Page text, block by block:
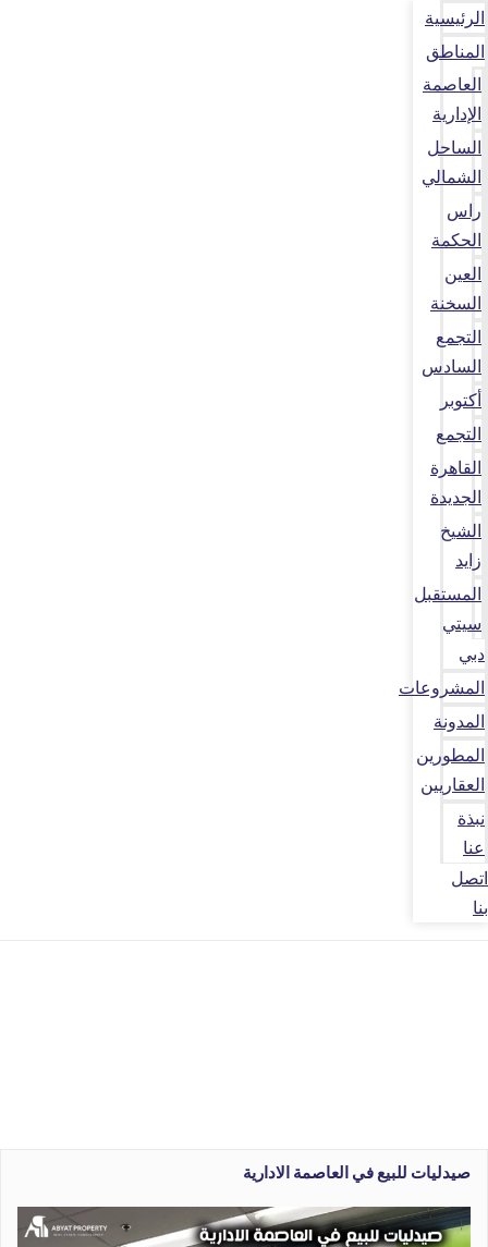
الرئيسية
المناطق
العاصمة
الإدارية
الساحل
الشمالي
راس
الحكمة
العين
السخنة
التجمع
السادس
أكتوبر
التجمع
القاهرة
الجديدة
الشيخ
زايد
المستقبل
سيتي
دبي
المشروعات
المدونة
المطورين
العقاريين
نبذة
عنا
اتصل
بنا
صيدليات للبيع في العاصمة الادارية